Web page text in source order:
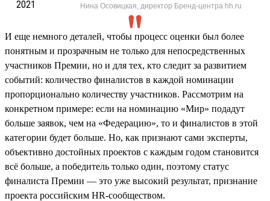
Нина Осовицкая, директор Бренд-центра hh.ru
И еще немного деталей, чтобы процесс оценки был более
понятным и прозрачным не только для непосредственных
участников Премии, но и для тех, кто следит за развитием
событий: количество финалистов в каждой номинации
пропорционально количеству участников. Рассмотрим на
конкретном примере: если на номинацию «Мир» подадут
больше заявок, чем на «Федерацию», то и финалистов в этой
категории будет больше. Но, как признают сами эксперты,
объективно достойных проектов с каждым годом становится
всё больше, а победитель только один, поэтому статус
финалиста Премии — это уже высокий результат, признание
проекта российским HR-сообществом.